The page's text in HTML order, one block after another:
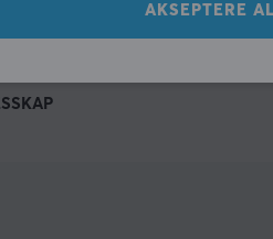
AKSEPTERE